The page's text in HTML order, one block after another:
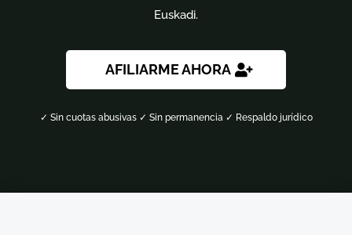
Euskadi.
AFILIARME AHORA
✓ Sin cuotas abusivas ✓ Sin permanencia ✓ Respaldo jurídico